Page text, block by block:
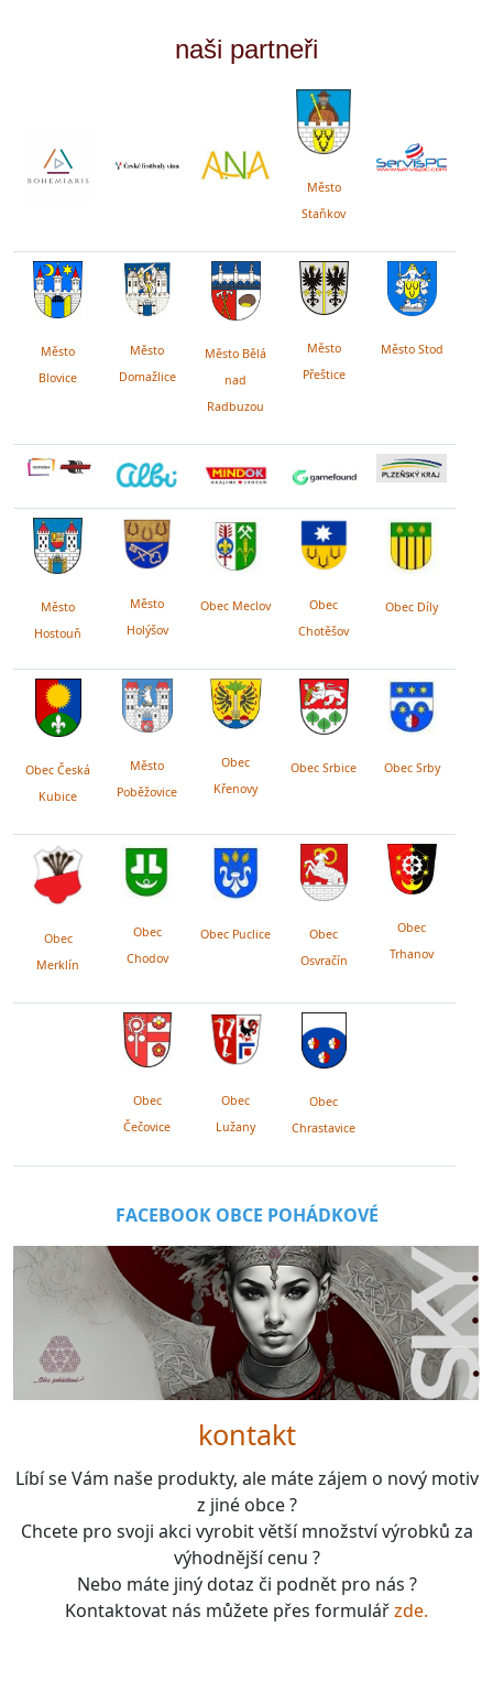
naši partneři
Město
Staňkov
Město
Blovice
Město
Domažlice
Město Bělá
nad
Radbuzou
Město
Přeštice
Město Stod
Město
Hostouň
Město
Holýšov
Obec Meclov
Obec
Chotěšov
Obec Díly
Obec Česká
Kubice
Město
Poběžovice
Obec
Křenovy
Obec Srbice Obec Srby
Obec
Merklín
Obec
Chodov
Obec Puclice
Obec
Osvračín
Obec
Trhanov
Obec
Čečovice
Obec
Lužany
Obec
Chrastavice
FACEBOOK OBCE POHÁDKOVÉ
kontakt
Líbí se Vám naše produkty, ale máte zájem o nový motiv
z jiné obce ?
Chcete pro svoji akci vyrobit větší množství výrobků za
výhodnější cenu ?
Nebo máte jiný dotaz či podnět pro nás ?
Kontaktovat nás můžete přes formulářzde.